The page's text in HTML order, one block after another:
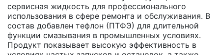
сервисная жидкость для профессионального
использования в сфере ремонта и обслуживания. В
состав добавлен тефлон (ПТФЭ) для длительной
функции смазывания в промышленных условиях.
Продукт показывает высокую эффективность в